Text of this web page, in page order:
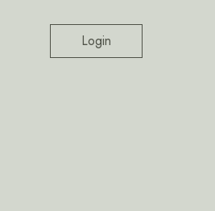
Login